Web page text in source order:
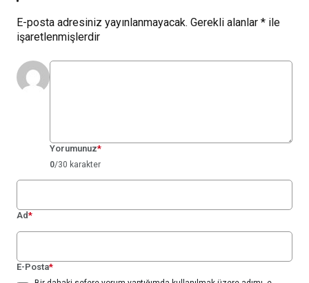
E-posta adresiniz yayınlanmayacak. Gerekli alanlar * ile
işaretlenmişlerdir
Yorumunuz*
0/30 karakter
Ad*
E-Posta*